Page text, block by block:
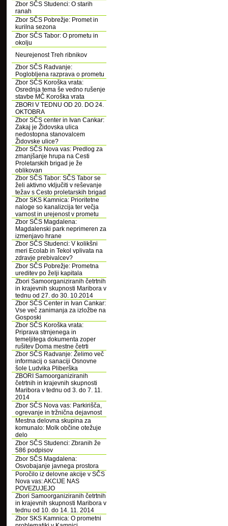
Zbor SČS Studenci: O starih
ranah
Zbor SČS Pobrežje: Promet in
kurilna sezona
Zbor SČS Tabor: O prometu in
okolju
Neurejenost Treh ribnikov
Zbor SČS Radvanje:
Poglobljena razprava o prometu
Zbor SČS Koroška vrata:
Osrednja tema še vedno rušenje
stavbe MČ Koroška vrata
ZBORI V TEDNU OD 20. DO 24.
OKTOBRA
Zbor SČS center in Ivan Cankar:
Zakaj je Židovska ulica
nedostopna stanovalcem
Židovske ulice?
Zbor SČS Nova vas: Predlog za
zmanjšanje hrupa na Cesti
Proletarskih brigad je že
oblikovan
Zbor SČS Tabor: SČS Tabor se
želi aktivno vključiti v reševanje
težav s Cesto proletarskih brigad
Zbor SKS Kamnica: Prioritetne
naloge so kanalizcija ter večja
varnost in urejenost v prometu
Zbor SČS Magdalena:
Magdalenski park neprimeren za
izmenjavo hrane
Zbor SČS Studenci: V kolikšni
meri Ecolab in Tekol vplivata na
zdravje prebivalcev?
Zbor SČS Pobrežje: Prometna
ureditev po želji kapitala
Zbori Samoorganiziranih četrtnih
in krajevnih skupnosti Maribora v
tednu od 27. do 30. 10.2014
Zbor SČS Center in Ivan Cankar:
Vse več zanimanja za izložbe na
Gosposki
Zbor SČS Koroška vrata:
Priprava strnjenega in
temeljitega dokumenta zoper
rušitev Doma mestne četrti
Zbor SČS Radvanje: Želimo več
informacij o sanaciji Osnovne
šole Ludvika Pliberška
ZBORI Samoorganiziranih
četrtnih in krajevnih skupnosti
Maribora v tednu od 3. do 7. 11.
2014
Zbor SČS Nova vas: Parkirišča,
ogrevanje in tržnična dejavnost
Mestna delovna skupina za
komunalo: Molk občine otežuje
delo
Zbor SČS Studenci: Zbranih že
586 podpisov
Zbor SČS Magdalena:
Osvobajanje javnega prostora
Poročilo iz delovne akcije v SČS
Nova vas: AKCIJE NAS
POVEZUJEJO
Zbori Samoorganiziranih četrtnih
in krajevnih skupnosti Maribora v
tednu od 10. do 14. 11. 2014
Zbor SKS Kamnica: O prometni